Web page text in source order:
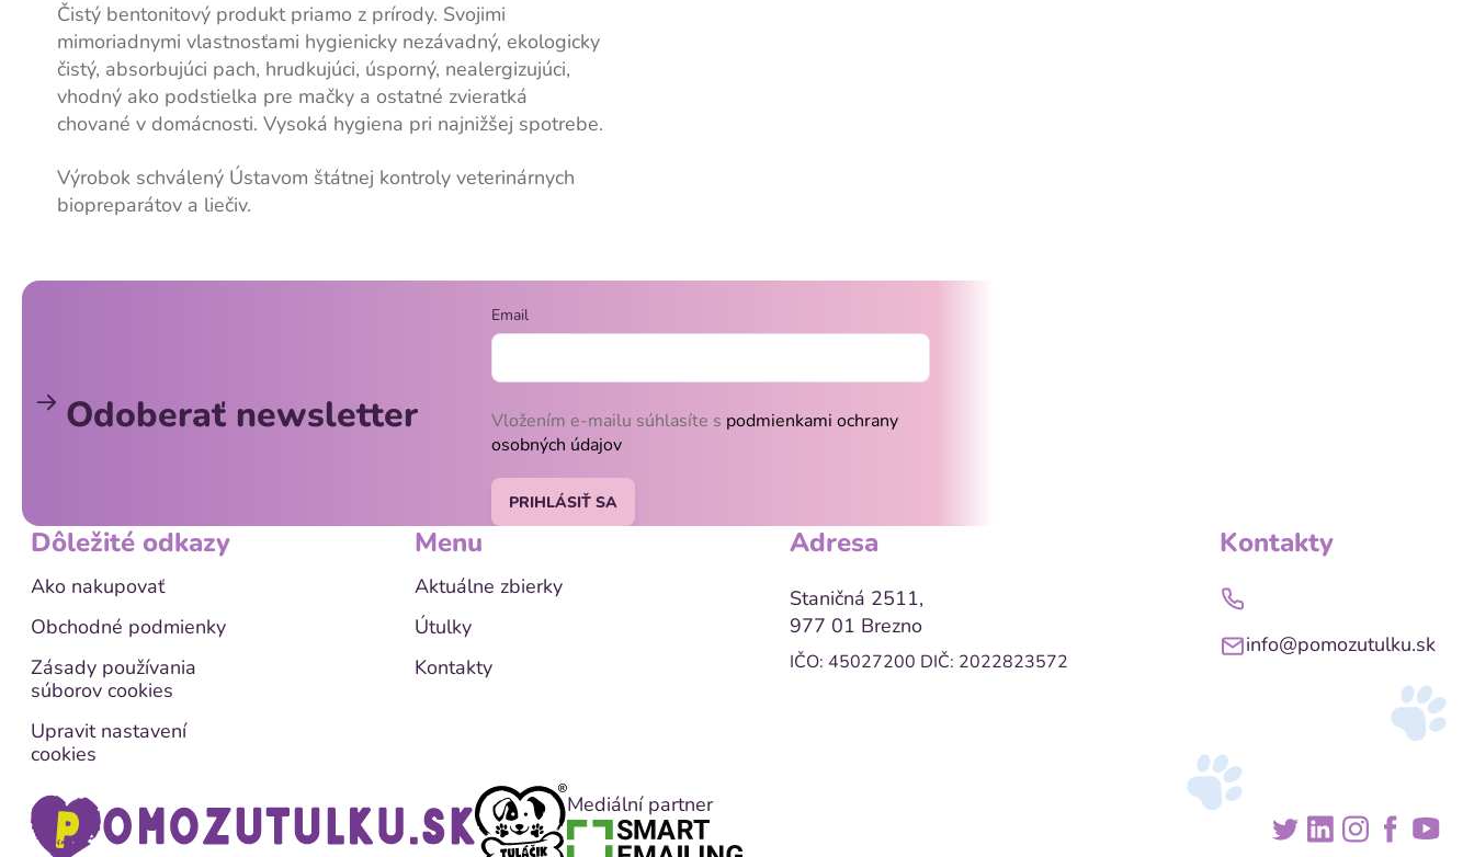
Čistý bentonitový produkt priamo z prírody. Svojimi
mimoriadnymi vlastnosťami hygienicky nezávadný, ekologicky
čistý, absorbujúci pach, hrudkujúci, úsporný, nealergizujúci,
vhodný ako podstielka pre mačky a ostatné zvieratká
chované v domácnosti. Vysoká hygiena pri najnižšej spotrebe.
Výrobok schválený Ústavom štátnej kontroly veterinárnych
biopreparátov a liečiv.
Odoberať newsletter
Email
Vložením e-mailu súhlasíte s podmienkami ochrany
osobných údajov
PRIHLÁSIŤ SA
Dôležité odkazy
Ako nakupovať
Obchodné podmienky
Zásady používania
súborov cookies
Upravit nastavení
cookies
Menu
Aktuálne zbierky
Útulky
Kontakty
Adresa
Staničná 2511,
977 01 Brezno
IČO: 45027200 DIČ: 2022823572
Kontakty
info@pomozutulku.sk
Mediální partner